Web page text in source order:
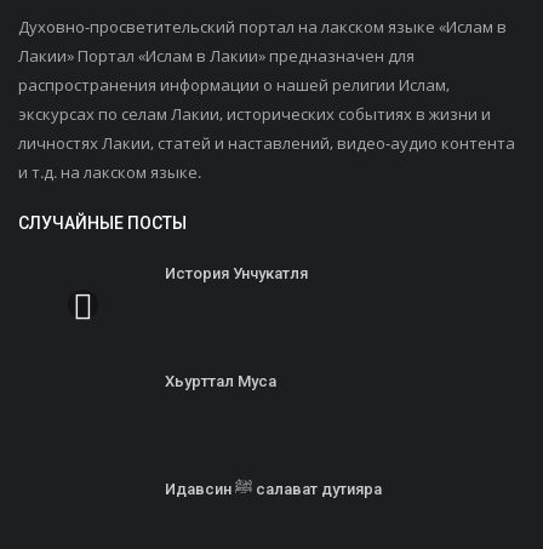
Духовно-просветительский портал на лакском языке «Ислам в
Лакии» Портал «Ислам в Лакии» предназначен для
распространения информации о нашей религии Ислам,
экскурсах по селам Лакии, исторических событиях в жизни и
личностях Лакии, статей и наставлений, видео-аудио контента
и т.д. на лакском языке.
СЛУЧАЙНЫЕ ПОСТЫ
История Унчукатля
Хьурттал Муса
Идавсин ﷺ салават дутияра